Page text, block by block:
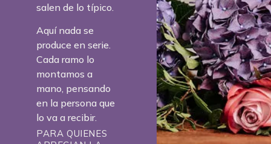
salen de lo típico.
Aquí nada se
produce en serie.
Cada ramo lo
montamos a
mano, pensando
en la persona que
lo va a recibir.
PARA QUIENES